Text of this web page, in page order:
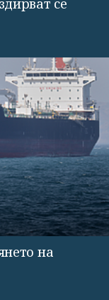
на